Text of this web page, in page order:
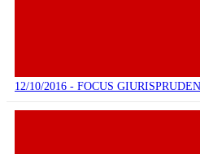
12/10/2016 - FOCUS